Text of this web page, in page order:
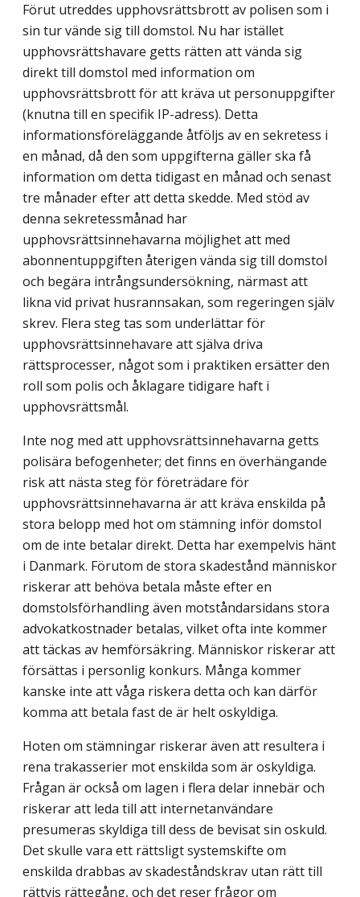
Förut utreddes upphovsrättsbrott av polisen som i
sin tur vände sig till domstol. Nu har istället
upphovsrättshavare getts rätten att vända sig
direkt till domstol med information om
upphovsrättsbrott för att kräva ut personuppgifter
(knutna till en specifik IP-adress). Detta
informationsföreläggande åtföljs av en sekretess i
en månad, då den som uppgifterna gäller ska få
information om detta tidigast en månad och senast
tre månader efter att detta skedde. Med stöd av
denna sekretessmånad har
upphovsrättsinnehavarna möjlighet att med
abonnentuppgiften återigen vända sig till domstol
och begära intrångsundersökning, närmast att
likna vid privat husrannsakan, som regeringen själv
skrev. Flera steg tas som underlättar för
upphovsrättsinnehavare att själva driva
rättsprocesser, något som i praktiken ersätter den
roll som polis och åklagare tidigare haft i
upphovsrättsmål.
Inte nog med att upphovsrättsinnehavarna getts
polisära befogenheter; det finns en överhängande
risk att nästa steg för företrädare för
upphovsrättsinnehavarna är att kräva enskilda på
stora belopp med hot om stämning inför domstol
om de inte betalar direkt. Detta har exempelvis hänt
i Danmark. Förutom de stora skadestånd människor
riskerar att behöva betala måste efter en
domstolsförhandling även motståndarsidans stora
advokatkostnader betalas, vilket ofta inte kommer
att täckas av hemförsäkring. Människor riskerar att
försättas i personlig konkurs. Många kommer
kanske inte att våga riskera detta och kan därför
komma att betala fast de är helt oskyldiga.
Hoten om stämningar riskerar även att resultera i
rena trakasserier mot enskilda som är oskyldiga.
Frågan är också om lagen i flera delar innebär och
riskerar att leda till att internetanvändare
presumeras skyldiga till dess de bevisat sin oskuld.
Det skulle vara ett rättsligt systemskifte om
enskilda drabbas av skadeståndskrav utan rätt till
rättvis rättegång, och det reser frågor om